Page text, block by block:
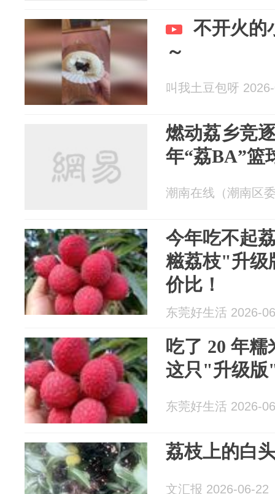
不开火的
～
叫我土豆包呀
燃动荔乡竞
年“荔BA”篮
潮南在线（潮南区
今年吃不起
糍荔枝"升级
价比！
东莞好生活 2026-
吃了 20 年
这只"升级版
东莞好生活 2026-
荔枝上的白
文汇报 2026-06-22